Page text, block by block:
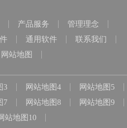
产品服务
管理理念
通用软件
联系我们
网站地图
3 网站地图4
网站地图5
7 网站地图8
网站地图9
站地图10